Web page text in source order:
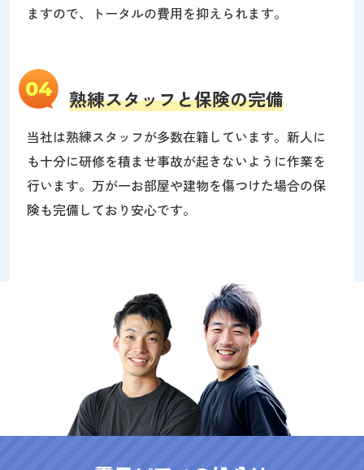
ますので、トータルの費用を抑えられます。
04 熟練スタッフと保険の完備
当社は熟練スタッフが多数在籍しています。新人に
も十分に研修を積ませ事故が起きないように作業を
行います。万が一お部屋や建物を傷つけた場合の保
険も完備しており安心です。